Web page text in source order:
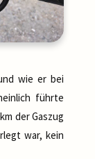
wie er bei
führte
der Gaszug
war, kein